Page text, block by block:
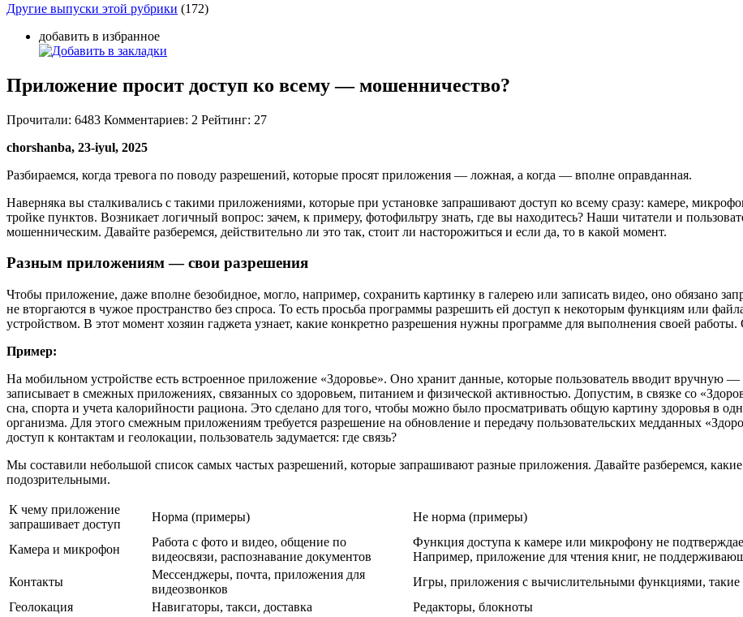
Другие выпуски этой рубрики (172)
добавить в избранное
Приложение просит доступ ко всему — мошенничество?
Прочитали: 6483 Комментариев: 2 Рейтинг: 27
chorshanba, 23-iyul, 2025
Разбираемся, когда тревога по поводу разрешений, которые просят приложения — ложная, а когда — вполне оправданная.
Наверняка вы сталкивались с такими приложениями, которые при установке запрашивают доступ ко всему сразу: камере,
тройке пунктов. Возникает логичный вопрос: зачем, к примеру, фотофильтру знать, где вы находитесь? Наши читатели и
мошенническим. Давайте разберемся, действительно ли это так, стоит ли насторожиться и если да, то в какой момент.
Разным приложениям — свои разрешения
Чтобы приложение, даже вполне безобидное, могло, например, сохранить картинку в галерею или записать видео, оно обязано
не вторгаются в чужое пространство без спроса. То есть просьба программы разрешить ей доступ к некоторым функциям или
устройством. В этот момент хозяин гаджета узнает, какие конкретно разрешения нужны программе для выполнения своей
Пример:
На мобильном устройстве есть встроенное приложение «Здоровье». Оно хранит данные, которые пользователь вводит вручную
записывает в смежных приложениях, связанных со здоровьем, питанием и физической активностью. Допустим, в связке со
сна, спорта и учета калорийности рациона. Это сделано для того, чтобы можно было просматривать общую картину здоровья в
организма. Для этого смежным приложениям требуется разрешение на обновление и передачу пользовательских медданных
доступ к контактам и геолокации, пользователь задумается: где связь?
Мы составили небольшой список самых частых разрешений, которые запрашивают разные приложения. Давайте разберемся,
подозрительными.
К чему приложение
запрашивает доступ
Норма (примеры) Не норма (примеры)
Камера и микрофон
Работа с фото и видео, общение по
видеосвязи, распознавание документов
Функция доступа к камере или микрофону не
Например, приложение для чтения книг, не
Контакты
Мессенджеры, почта, приложения для
видеозвонков
Игры, приложения с вычислительными функциями, такие
Геолокация
Навигаторы, такси, доставка
Редакторы, блокноты